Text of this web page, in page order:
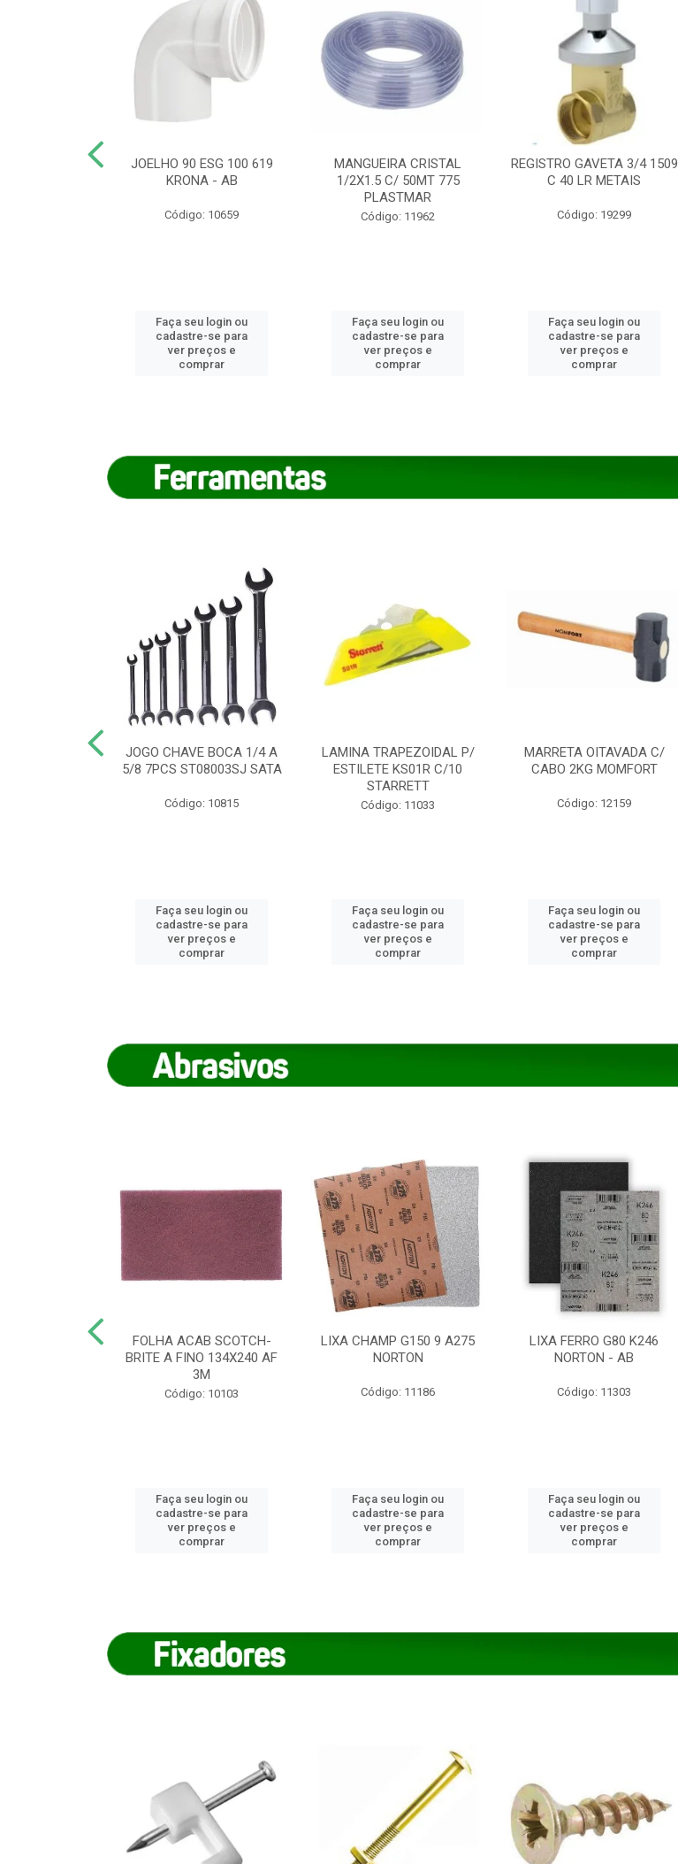
JOELHO 90 ESG 100 619
KRONA - AB
Código: 10659
Faça seu login ou
cadastre-se para
ver preços e
comprar
MANGUEIRA CRISTAL
1/2X1.5 C/ 50MT 775
PLASTMAR
Código: 11962
Faça seu login ou
cadastre-se para
ver preços e
comprar
REGISTRO GAVETA 3/4 1509
C 40 LR METAIS
Código: 19299
Faça seu login ou
cadastre-se para
ver preços e
comprar
JOGO CHAVE BOCA 1/4 A
5/8 7PCS ST08003SJ SATA
Código: 10815
Faça seu login ou
cadastre-se para
ver preços e
comprar
LAMINA TRAPEZOIDAL P/
ESTILETE KS01R C/10
STARRETT
Código: 11033
Faça seu login ou
cadastre-se para
ver preços e
comprar
MARRETA OITAVADA C/
CABO 2KG MOMFORT
Código: 12159
Faça seu login ou
cadastre-se para
ver preços e
comprar
FOLHA ACAB SCOTCH-
BRITE A FINO 134X240 AF
3M
Código: 10103
Faça seu login ou
cadastre-se para
ver preços e
comprar
LIXA CHAMP G150 9 A275
NORTON
Código: 11186
Faça seu login ou
cadastre-se para
ver preços e
comprar
LIXA FERRO G80 K246
NORTON - AB
Código: 11303
Faça seu login ou
cadastre-se para
ver preços e
comprar